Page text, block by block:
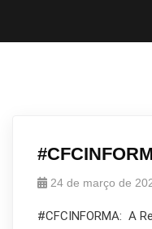
24 de março de
#CFCINFORMA: A